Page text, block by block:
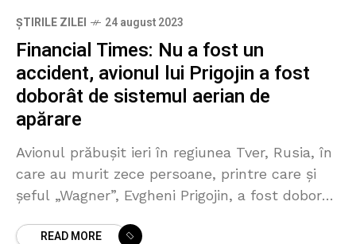
ȘTIRILE ZILEI 24 august 2023
Financial Times: Nu a fost un
accident, avionul lui Prigojin a fost
doborât de sistemul aerian de
apărare
Avionul prăbușit ieri în regiunea Tver, Rusia, în
care au murit zece persoane, printre care și
șeful „Wagner”, Evgheni Prigojin, a fost doborât
READ MORE